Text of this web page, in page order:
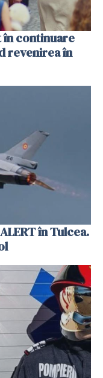
continuare
revenirea în
în Tulcea.